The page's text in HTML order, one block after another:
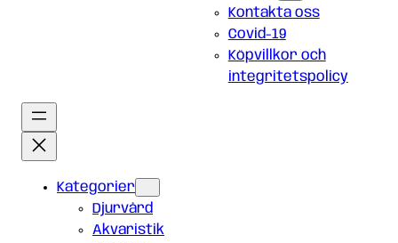
Kontakta oss
Covid-19
Köpvillkor och
integritetspolicy
Kategorier
Djurvård
Akvaristik